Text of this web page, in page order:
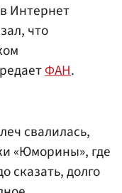
Интернет
что
ФАН.
свалилась,
«Юморины», где
сказать, долго